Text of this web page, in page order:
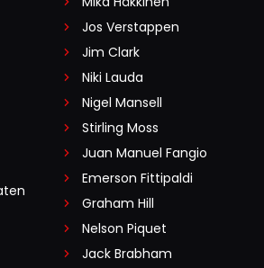
Jos Verstappen
Jim Clark
Niki Lauda
Nigel Mansell
Stirling Moss
Juan Manuel Fangio
Emerson Fittipaldi
Graham Hill
Nelson Piquet
Jack Brabham